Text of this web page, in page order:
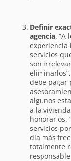
Definir
agencia. “A
experiencia
servicios
son
debe pagar
algunos
a la
honorarios.
servicios
día más
totalmente